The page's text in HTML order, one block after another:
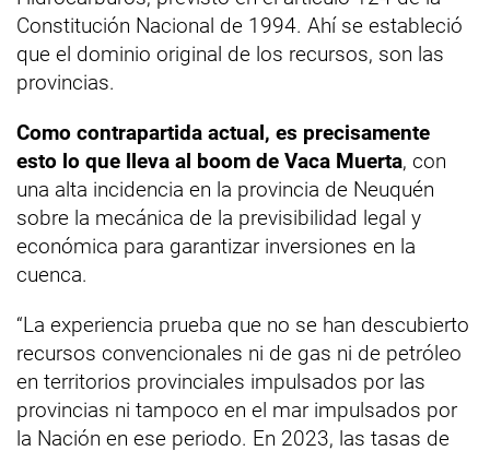
Constitución Nacional de 1994. Ahí se estableció
que el dominio original de los recursos, son las
provincias.
Como contrapartida actual, es precisamente
esto lo que lleva al boom de Vaca Muerta, con
una alta incidencia en la provincia de Neuquén
sobre la mecánica de la previsibilidad legal y
económica para garantizar inversiones en la
cuenca.
“La experiencia prueba que no se han descubierto
recursos convencionales ni de gas ni de petróleo
en territorios provinciales impulsados por las
provincias ni tampoco en el mar impulsados por
la Nación en ese periodo. En 2023, las tasas de